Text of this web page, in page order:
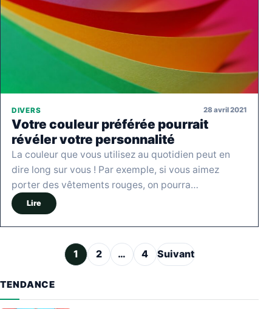
DIVERS 28 avril 2021
Votre couleur préférée pourrait
révéler votre personnalité
La couleur que vous utilisez au quotidien peut en
dire long sur vous ! Par exemple, si vous aimez
porter des vêtements rouges, on pourra…
Lire
Pagination des publications
1 2 … 4 Suivant
TENDANCE